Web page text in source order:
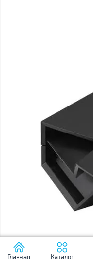
Главная Каталог